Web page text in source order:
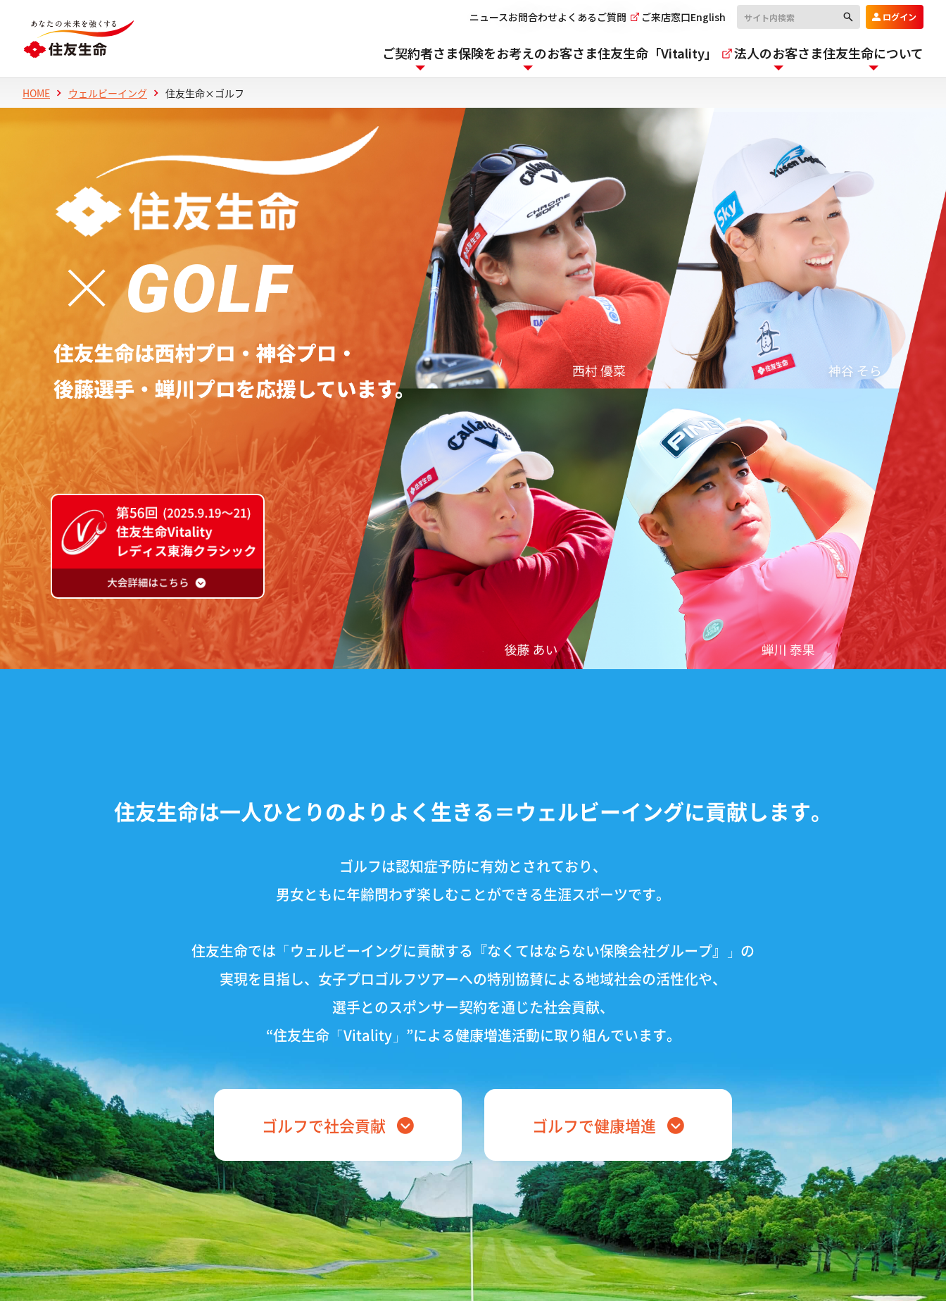
ニュースお問合わせよくあるご質問 ご来店窓口English ログイン
ご契約者さま保険をお考えのお客さま住友生命「Vitality」 法人のお客さま住友生命について
HOME ウェルビーイング 住友生命×ゴルフ
住友生命は一人ひとりのよりよく生きる＝ウェルビーイングに貢献します。
ゴルフは認知症予防に有効とされており、
男女ともに年齢問わず楽しむことができる生涯スポーツです。
住友生命では「ウェルビーイングに貢献する 『なくてはならない保険会社グループ』」の
実現を目指し、 女子プロゴルフツアーへの特別協賛による地域社会の活性化や、
選手とのスポンサー契約を通じた社会貢献、
“住友生命「Vitality」”による健康増進活動に取り組んでいます。
ゴルフで社会貢献 ゴルフで健康増進